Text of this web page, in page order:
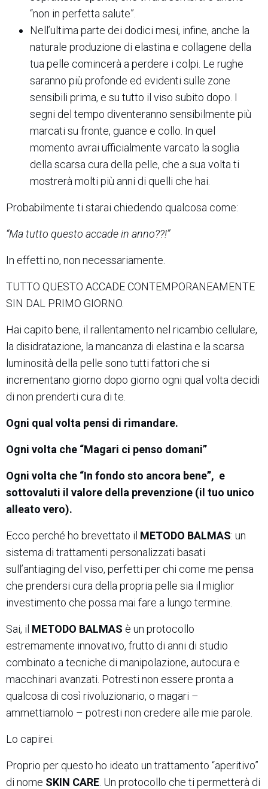
“non in perfetta salute”.
Nell’ultima parte dei dodici mesi, infine, anche la
naturale produzione di elastina e collagene della
tua pelle comincerà a perdere i colpi. Le rughe
saranno più profonde ed evidenti sulle zone
sensibili prima, e su tutto il viso subito dopo. I
segni del tempo diventeranno sensibilmente più
marcati su fronte, guance e collo. In quel
momento avrai ufficialmente varcato la soglia
della scarsa cura della pelle, che a sua volta ti
mostrerà molti più anni di quelli che hai.
Probabilmente ti starai chiedendo qualcosa come:
“Ma tutto questo accade in anno??!”
In effetti no, non necessariamente.
TUTTO QUESTO ACCADE CONTEMPORANEAMENTE
SIN DAL PRIMO GIORNO.
Hai capito bene, il rallentamento nel ricambio cellulare,
la disidratazione, la mancanza di elastina e la scarsa
luminosità della pelle sono tutti fattori che si
incrementano giorno dopo giorno ogni qual volta decidi
di non prenderti cura di te.
Ogni qual volta pensi di rimandare.
Ogni volta che “Magari ci penso domani”
Ogni volta che “In fondo sto ancora bene”, e
sottovaluti il valore della prevenzione (il tuo unico
alleato vero).
Ecco perché ho brevettato il METODO BALMAS: un
sistema di trattamenti personalizzati basati
sull’antiaging del viso, perfetti per chi come me pensa
che prendersi cura della propria pelle sia il miglior
investimento che possa mai fare a lungo termine.
Sai, il METODO BALMAS è un protocollo
estremamente innovativo, frutto di anni di studio
combinato a tecniche di manipolazione, autocura e
macchinari avanzati. Potresti non essere pronta a
qualcosa di così rivoluzionario, o magari –
ammettiamolo – potresti non credere alle mie parole.
Lo capirei.
Proprio per questo ho ideato un trattamento “aperitivo”
di nome SKIN CARE . Un protocollo che ti permetterà di